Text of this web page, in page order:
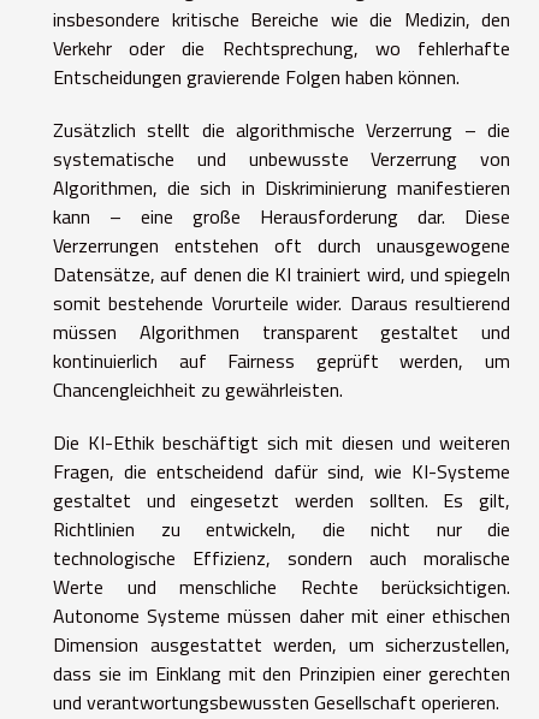
insbesondere kritische Bereiche wie die Medizin, den
Verkehr oder die Rechtsprechung, wo fehlerhafte
Entscheidungen gravierende Folgen haben können.
Zusätzlich stellt die algorithmische Verzerrung – die
systematische und unbewusste Verzerrung von
Algorithmen, die sich in Diskriminierung manifestieren
kann – eine große Herausforderung dar. Diese
Verzerrungen entstehen oft durch unausgewogene
Datensätze, auf denen die KI trainiert wird, und spiegeln
somit bestehende Vorurteile wider. Daraus resultierend
müssen Algorithmen transparent gestaltet und
kontinuierlich auf Fairness geprüft werden, um
Chancengleichheit zu gewährleisten.
Die KI-Ethik beschäftigt sich mit diesen und weiteren
Fragen, die entscheidend dafür sind, wie KI-Systeme
gestaltet und eingesetzt werden sollten. Es gilt,
Richtlinien zu entwickeln, die nicht nur die
technologische Effizienz, sondern auch moralische
Werte und menschliche Rechte berücksichtigen.
Autonome Systeme müssen daher mit einer ethischen
Dimension ausgestattet werden, um sicherzustellen,
dass sie im Einklang mit den Prinzipien einer gerechten
und verantwortungsbewussten Gesellschaft operieren.